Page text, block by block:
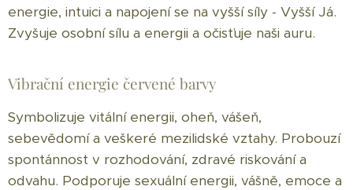
energie, intuici a napojení se na vyšší síly - Vyšší Já.
Zvyšuje osobní sílu a energii a očisťuje naši auru.
Vibrační energie červené barvy
Symbolizuje vitální energii, oheň, vášeň,
sebevědomí a veškeré mezilidské vztahy. Probouzí
spontánnost v rozhodování, zdravé riskování a
odvahu. Podporuje sexuální energii, vášně, emoce a